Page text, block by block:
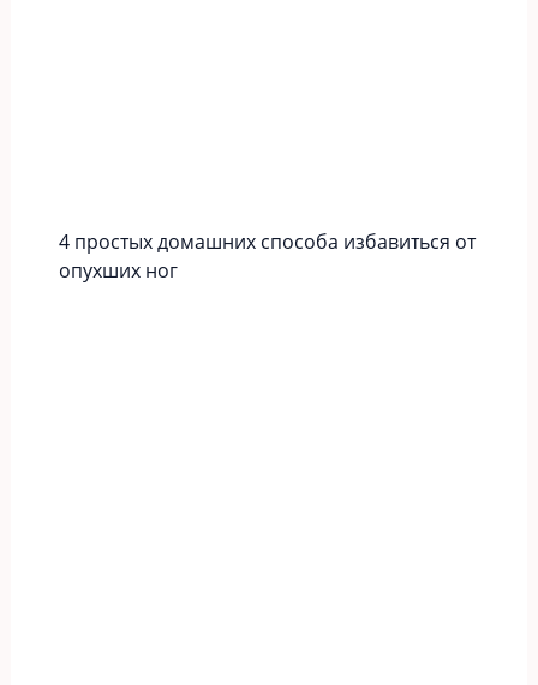
4 простых домашних способа избавиться от
опухших ног